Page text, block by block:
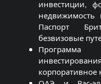
инвестиции,
Паспорт
безвизовые
корпоративное